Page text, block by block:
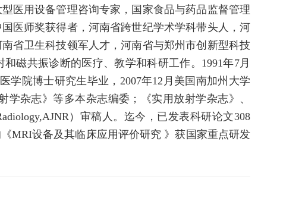
医用设备管理咨询专家，国家食品与药品监督管理
医师奖获得者，河南省跨世纪学术学科带头人，河
省卫生科技领军人才，河南省与郑州市创新型科技
磁共振诊断的医疗、教学和科研工作。1991年7月
学院博士研究生毕业，2007年12月美国南加州大学
杂志》等多本杂志编委；《实用放射学杂志》、
）审稿人。迄今，已发表科研论文308
MRI设备及其临床应用评价研究 》获国家重点研发